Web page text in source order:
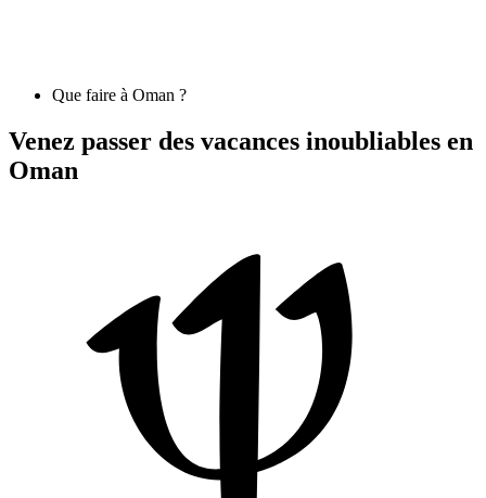
Que faire à Oman ?
Venez passer des vacances inoubliables en
Oman